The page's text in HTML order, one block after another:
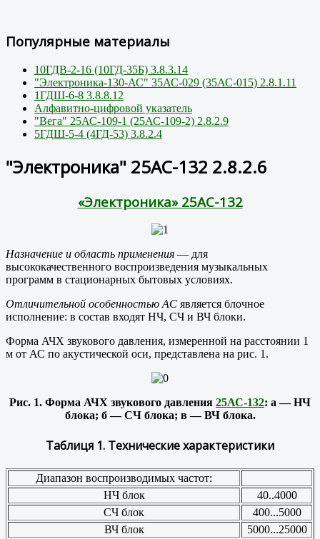
Популярные материалы
10ГДВ-2-16 (10ГД-35Б) 3.8.3.14
"Электроника-130-АС" 35АС-029 (35АС-015) 2.8.1.11
1ГДШ-6-8 3.8.8.12
Алфавитно-цифровой указатель
"Вега" 25АС-109-1 (25АС-109-2) 2.8.2.9
5ГДШ-5-4 (4ГД-53) 3.8.2.4
"Электроника" 25АС-132 2.8.2.6
«Электроника» 25АС-132
Назначение и область применения — для
высококачественного воспроизведения музыкальных
программ в стационарных бытовых условиях.
Отличительной особенностью АС является блочное
исполнение: в состав входят НЧ, СЧ и ВЧ блоки.
Форма АЧХ звукового давления, измеренной на расстоянии 1
м от АС по акустической оси, представлена на рис. 1.
Рис. 1. Форма АЧХ звукового давления 25АС-132: а — НЧ
блока; б — СЧ блока; в — ВЧ блока.
Таблиця 1. Технические характеристики
Диапазон воспроизводимых частот:
НЧ блок
40..4000
СЧ блок
400...5000
ВЧ блок
5000...25000